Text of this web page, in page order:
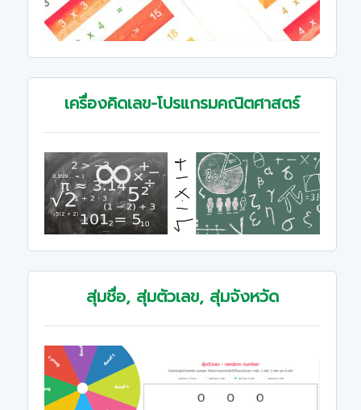
เครื่องคิดเลข-โปรแกรมคณิตศาสตร์
สุ่มชื่อ, สุ่มตัวเลข, สุ่มจังหวัด